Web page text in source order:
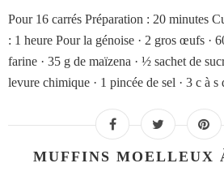
Pour 16 carrés Préparation : 20 minutes
: 1 heure Pour la génoise · 2 gros œufs ·
farine · 35 g de maïzena · ½ sachet de
levure chimique · 1 pincée de sel · 3 c à s
MUFFINS MOELLEUX